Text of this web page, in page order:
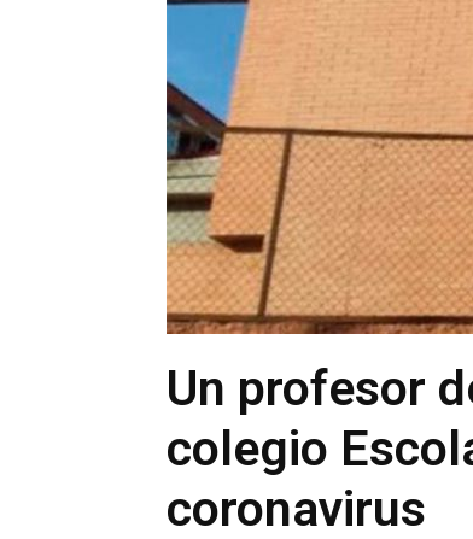
Un profesor
colegio
coronavirus